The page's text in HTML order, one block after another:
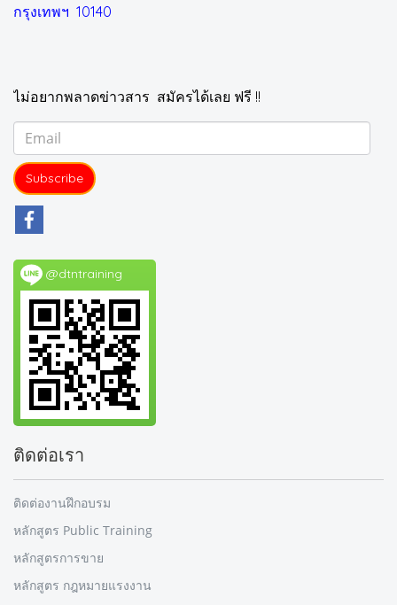
กรุงเทพฯ 10140
ไม่อยากพลาดข่าวสาร สมัครได้เลย ฟรี !!
Subscribe
@dtntraining
ติดต่อเรา
ติดต่องานฝึกอบรม
หลักสูตร Public Training
หลักสูตรการขาย
หลักสูตร กฎหมายแรงงาน